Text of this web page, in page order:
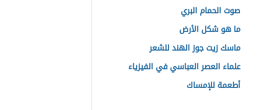
صوت الحمام البري
ما هو شكل الأرض
ماسك زيت جوز الهند للشعر
علماء العصر العباسي في الفيزياء
أطعمة للإمساك